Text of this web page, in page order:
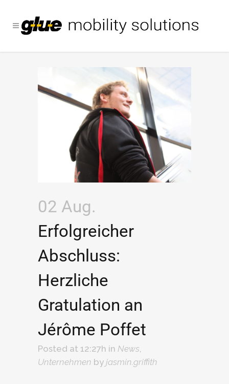
02 Aug.
Erfolgreicher
Abschluss:
Herzliche
Gratulation an
Jérôme Poffet
Posted at 12:27h in News,
Unternehmen by jasmin.griffith